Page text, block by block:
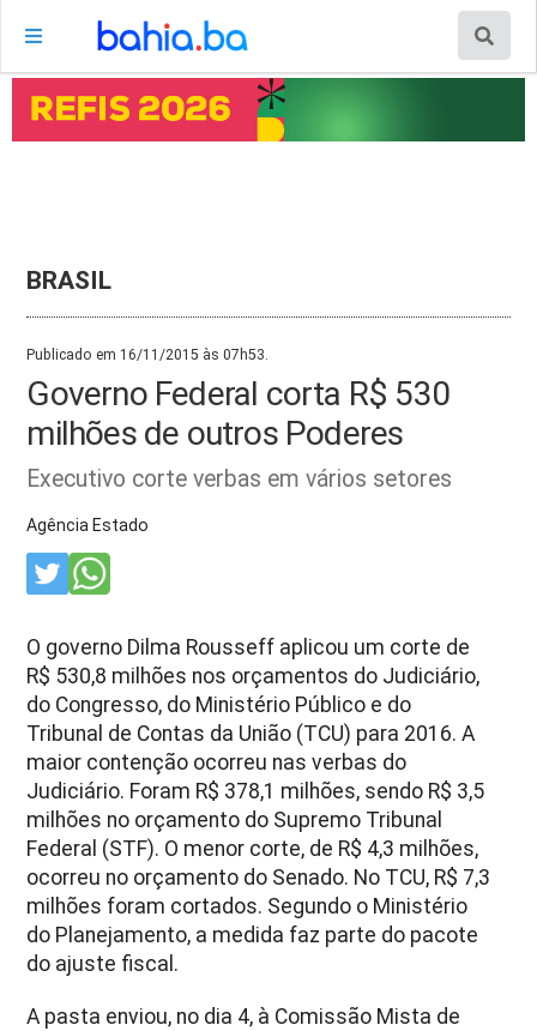
BRASIL
Publicado em 16/11/2015 às 07h53.
Governo Federal corta R$ 530
milhões de outros Poderes
Executivo corte verbas em vários setores
Agência Estado
O governo Dilma Rousseff aplicou um corte de
R$ 530,8 milhões nos orçamentos do Judiciário,
do Congresso, do Ministério Público e do
Tribunal de Contas da União (TCU) para 2016. A
maior contenção ocorreu nas verbas do
Judiciário. Foram R$ 378,1 milhões, sendo R$ 3,5
milhões no orçamento do Supremo Tribunal
Federal (STF). O menor corte, de R$ 4,3 milhões,
ocorreu no orçamento do Senado. No TCU, R$ 7,3
milhões foram cortados. Segundo o Ministério
do Planejamento, a medida faz parte do pacote
do ajuste fiscal.
A pasta enviou, no dia 4, à Comissão Mista de